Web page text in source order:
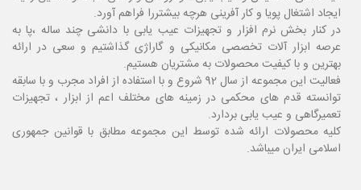
ایجاد اشتغال پویا و کار آفرینی هرچه بیشتررا فراهم آورد.
در کنار بخش نرم افزار و تجهیزات عیب یابی با دانشی چند ساله ،پا به
عرصه ابزار آلات تخصصی مکانیکی و گاراژی گذاشتیم و سعی در ارائه
بهترین و با کیفیت محصولات به مشتریان هستیم.
فعالیت این مجموعه از سال 92 شروع و با استفاده از افراد مجرب و با سابقه
توانسته قدم های محکمی در زمینه های مختلف اعم از ابزار ، تجهیزات
تعمیرگاهی و عیب یابی بردارد.
کلیه محصولات ارائه شده توسط این مجموعه مطابق با قوانین جمهوری
اسلامی ایران میباشد.